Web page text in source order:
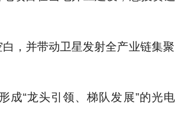
，并带动卫星发射全产业链集
“龙头引领、梯队发展”的光电